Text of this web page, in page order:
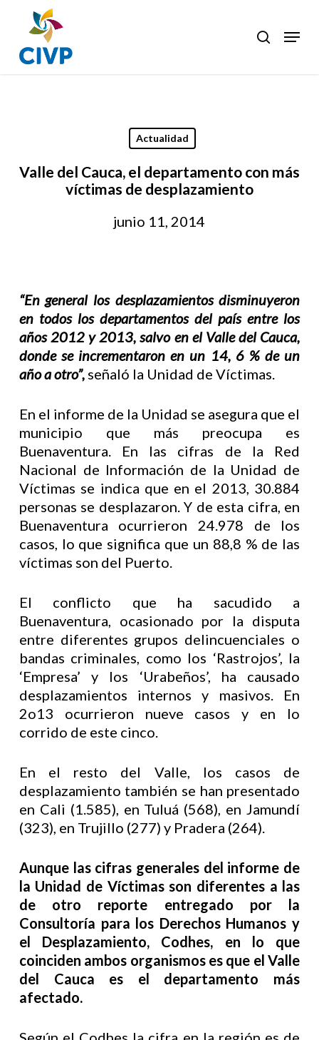
main
content
search
Menu
Actualidad
Valle del Cauca, el departamento con más
víctimas de desplazamiento
junio 11, 2014
“En general los desplazamientos disminuyeron
en todos los departamentos del país entre los
años 2012 y 2013, salvo en el Valle del Cauca,
donde se incrementaron en un 14, 6 % de un
año a otro”, señaló la Unidad de Víctimas.
En el informe de la Unidad se asegura que el
municipio que más preocupa es
Buenaventura. En las cifras de la Red
Nacional de Información de la Unidad de
Víctimas se indica que en el 2013, 30.884
personas se desplazaron. Y de esta cifra, en
Buenaventura ocurrieron 24.978 de los
casos, lo que significa que un 88,8 % de las
víctimas son del Puerto.
El conflicto que ha sacudido a
Buenaventura, ocasionado por la disputa
entre diferentes grupos delincuenciales o
bandas criminales, como los ‘Rastrojos’, la
‘Empresa’ y los ‘Urabeños’, ha causado
desplazamientos internos y masivos. En
2o13 ocurrieron nueve casos y en lo
corrido de este cinco.
En el resto del Valle, los casos de
desplazamiento también se han presentado
en Cali (1.585), en Tuluá (568), en Jamundí
(323), en Trujillo (277) y Pradera (264).
Aunque las cifras generales del informe de
la Unidad de Víctimas son diferentes a las
de otro reporte entregado por la
Consultoría para los Derechos Humanos y
el Desplazamiento, Codhes, en lo que
coinciden ambos organismos es que el Valle
del Cauca es el departamento más
afectado.
Close